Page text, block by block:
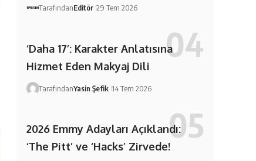
TarafındanEditör 29 Tem 2026
‘Daha 17’: Karakter Anlatısına
Hizmet Eden Makyaj Dili
TarafındanYasin Şefik 14 Tem 2026
2026 Emmy Adayları Açıklandı:
‘The Pitt’ ve ‘Hacks’ Zirvede!